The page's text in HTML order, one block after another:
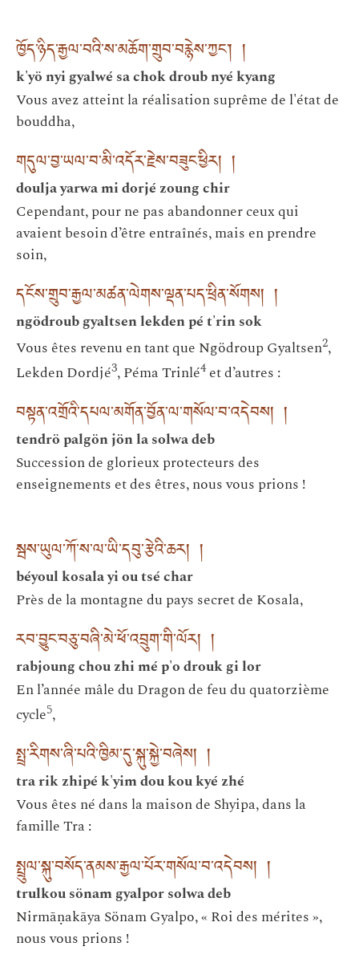
ཁྱོད་ཉིད་རྒྱལ་བའི་ས་མཆོག་གྲུབ་བརྙེས་ཀྱང་། །
k'yö nyi gyalwé sa chok droub nyé kyang
Vous avez atteint la réalisation suprême de l'état de
bouddha,
གདུལ་བྱ་ཡལ་བ་མི་འདོར་རྗེས་བཟུང་ཕྱིར། །
doulja yarwa mi dorjé zoung chir
Cependant, pour ne pas abandonner ceux qui
avaient besoin d’être entraînés, mais en prendre
soin,
དངོས་གྲུབ་རྒྱལ་མཚན་ལེགས་ལྡན་པད་ཕྲིན་སོགས། །
ngödroub gyaltsen lekden pé t'rin sok
Vous êtes revenu en tant que Ngödroup Gyaltsen2,
Lekden Dordjé3, Péma Trinlé4et d’autres :
བསྟན་འགྲོའི་དཔལ་མགོན་བྱོན་ལ་གསོལ་བ་འདེབས། །
tendrö palgön jön la solwa deb
Succession de glorieux protecteurs des
enseignements et des êtres, nous vous prions !
སྦས་ཡུལ་ཀོ་ས་ལ་ཡི་དབུ་རྩེའི་ཆར། །
béyoul kosala yi ou tsé char
Près de la montagne du pays secret de Kosala,
རབ་བྱུང་བཅུ་བཞི་མེ་ཕོ་འབྲུག་གི་ལོར། །
rabjoung chou zhi mé p'o drouk gi lor
En l’année mâle du Dragon de feu du quatorzième
cycle5,
སྤྲ་རིགས་ཞི་པའི་ཁྱིམ་དུ་སྐུ་སྐྱེ་བཞེས། །
tra rik zhipé k'yim dou kou kyé zhé
Vous êtes né dans la maison de Shyipa, dans la
famille Tra :
སྤྲུལ་སྐུ་བསོད་ནམས་རྒྱལ་པོར་གསོལ་བ་འདེབས། །
trulkou sönam gyalpor solwa deb
Nirmāṇakāya Sönam Gyalpo, « Roi des mérites »,
nous vous prions !